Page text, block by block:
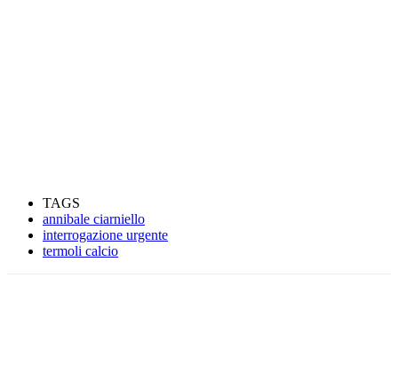
TAGS
annibale ciarniello
interrogazione urgente
termoli calcio